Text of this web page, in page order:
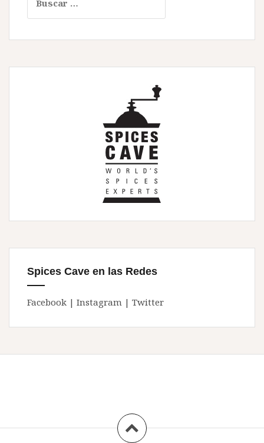
Spices Cave en las Redes
Facebook | Instagram | Twitter